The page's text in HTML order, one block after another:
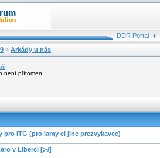
DDR Portal
» Arkády u nás
není přítomen
pro ITG (pro lamy ci jine prezvykavce)
v Liberci [:-/]